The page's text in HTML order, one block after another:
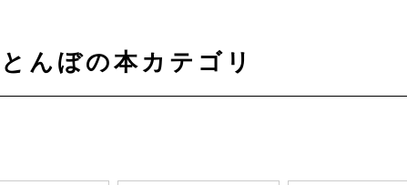
とんぼの本カテゴリ